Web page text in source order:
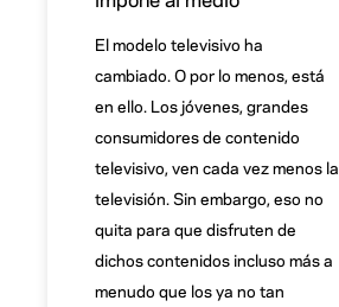
El modelo televisivo ha
cambiado. O por lo menos, está
en ello. Los jóvenes, grandes
consumidores de contenido
televisivo, ven cada vez menos la
televisión. Sin embargo, eso no
quita para que disfruten de
dichos contenidos incluso más a
menudo que los ya no tan